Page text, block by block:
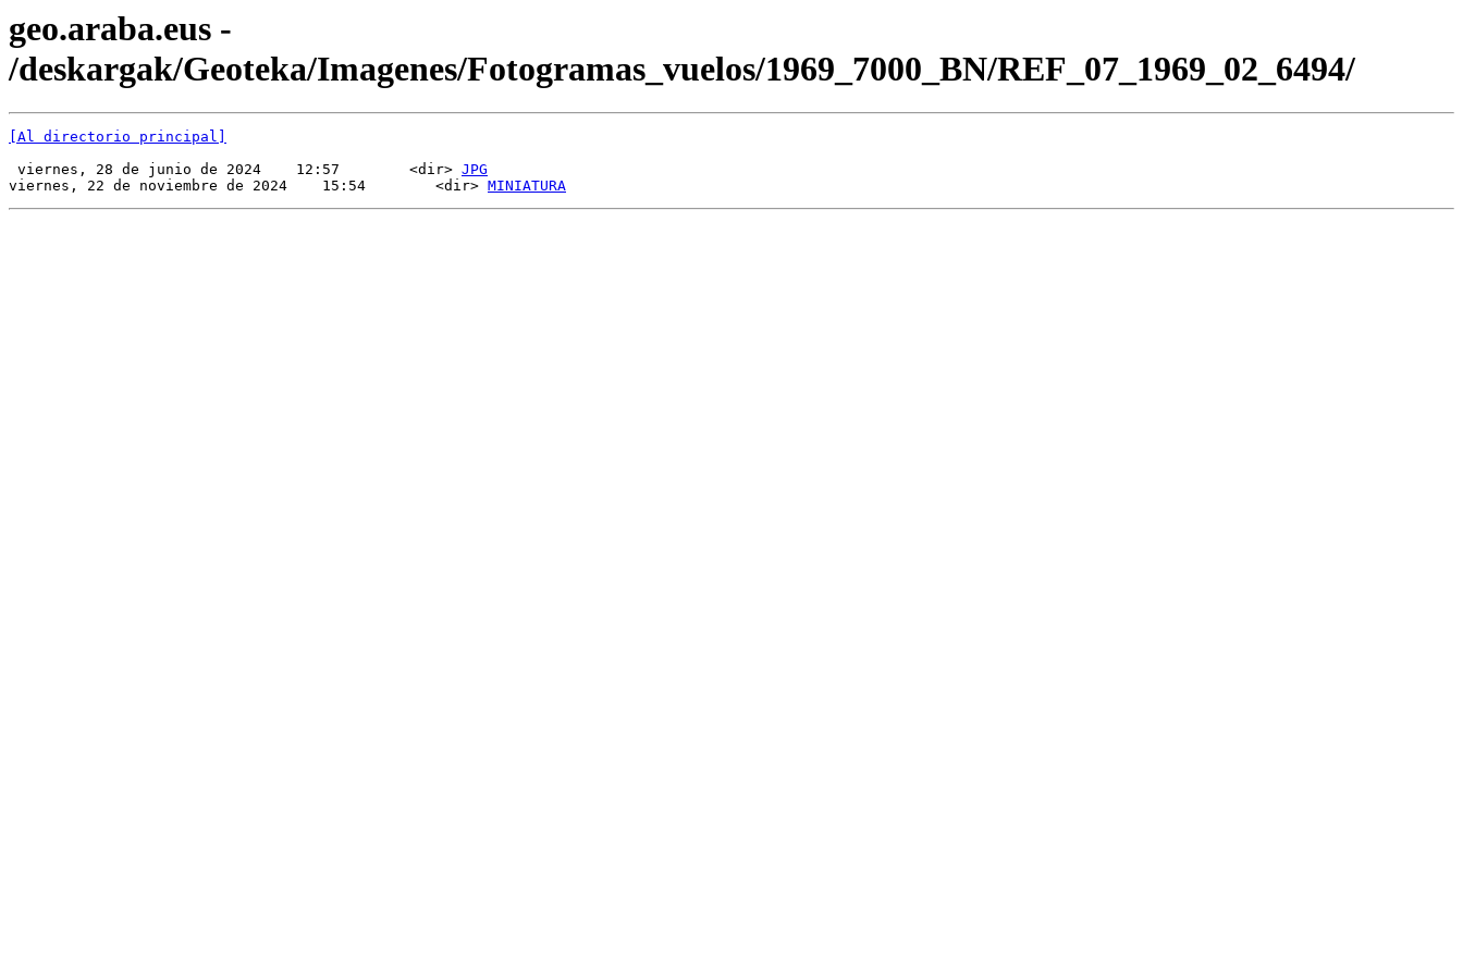
geo.araba.eus -
/deskargak/Geoteka/Imagenes/Fotogramas_vuelos/1969_7000_BN/REF_07_1969_02_6494/
[Al directorio principal]
viernes, 28 de junio de 2024    12:57        <dir> JPG
viernes, 22 de noviembre de 2024    15:54        <dir> MINIATURA